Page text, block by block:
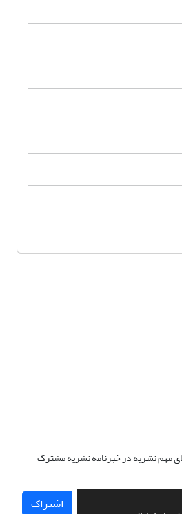
مهم نشریه در خبرنامه نشریه مشترک
اشتراک